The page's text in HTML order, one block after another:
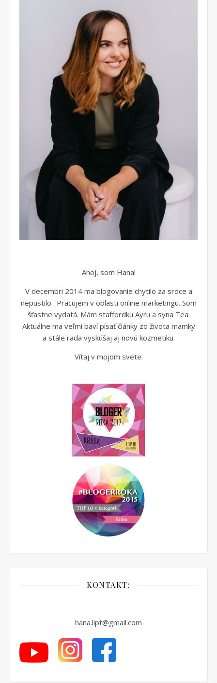
Ahoj, som Hana!
V decembri 2014 ma blogovanie chytilo za srdce a
nepustilo. Pracujem v oblasti online marketingu. Som
šťastne vydatá. Mám staffordku Ayru a syna Tea.
Aktuálne ma veľmi baví písať články zo života mamky
a stále rada vyskúšaj aj novú kozmetiku.
Vítaj v mojom svete.
KONTAKT:
hana.lipt@gmail.com